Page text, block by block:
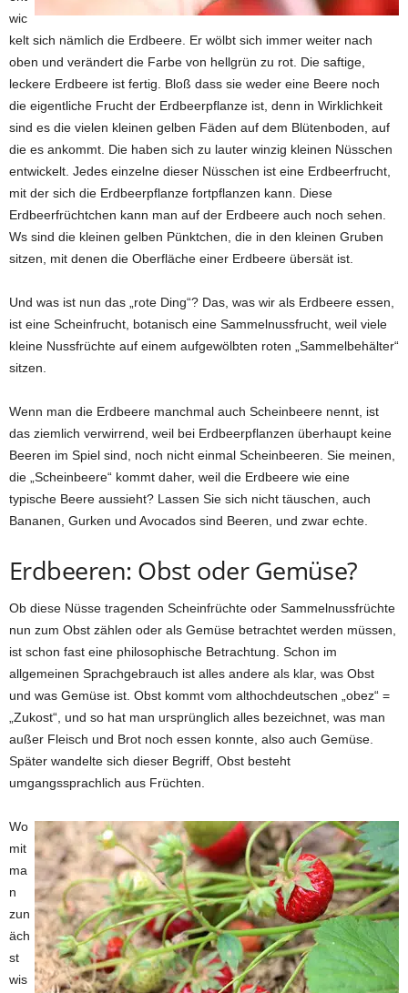
wic
kelt sich nämlich die Erdbeere. Er wölbt sich immer weiter nach
oben und verändert die Farbe von hellgrün zu rot. Die saftige,
leckere Erdbeere ist fertig. Bloß dass sie weder eine Beere noch
die eigentliche Frucht der Erdbeerpflanze ist, denn in Wirklichkeit
sind es die vielen kleinen gelben Fäden auf dem Blütenboden, auf
die es ankommt. Die haben sich zu lauter winzig kleinen Nüsschen
entwickelt. Jedes einzelne dieser Nüsschen ist eine Erdbeerfrucht,
mit der sich die Erdbeerpflanze fortpflanzen kann. Diese
Erdbeerfrüchtchen kann man auf der Erdbeere auch noch sehen.
Ws sind die kleinen gelben Pünktchen, die in den kleinen Gruben
sitzen, mit denen die Oberfläche einer Erdbeere übersät ist.
Und was ist nun das „rote Ding“? Das, was wir als Erdbeere essen,
ist eine Scheinfrucht, botanisch eine Sammelnussfrucht, weil viele
kleine Nussfrüchte auf einem aufgewölbten roten „Sammelbehälter“
sitzen.
Wenn man die Erdbeere manchmal auch Scheinbeere nennt, ist
das ziemlich verwirrend, weil bei Erdbeerpflanzen überhaupt keine
Beeren im Spiel sind, noch nicht einmal Scheinbeeren. Sie meinen,
die „Scheinbeere“ kommt daher, weil die Erdbeere wie eine
typische Beere aussieht? Lassen Sie sich nicht täuschen, auch
Bananen, Gurken und Avocados sind Beeren, und zwar echte.
Erdbeeren: Obst oder Gemüse?
Ob diese Nüsse tragenden Scheinfrüchte oder Sammelnussfrüchte
nun zum Obst zählen oder als Gemüse betrachtet werden müssen,
ist schon fast eine philosophische Betrachtung. Schon im
allgemeinen Sprachgebrauch ist alles andere als klar, was Obst
und was Gemüse ist. Obst kommt vom althochdeutschen „obez“ =
„Zukost“, und so hat man ursprünglich alles bezeichnet, was man
außer Fleisch und Brot noch essen konnte, also auch Gemüse.
Später wandelte sich dieser Begriff, Obst besteht
umgangssprachlich aus Früchten.
Wo
mit
ma
n
zun
äch
st
wis